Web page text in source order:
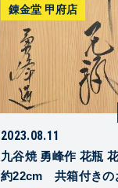
錬金堂 甲府店
2023.08.11
九谷焼 勇峰作 花瓶
約22cm 共箱付きの